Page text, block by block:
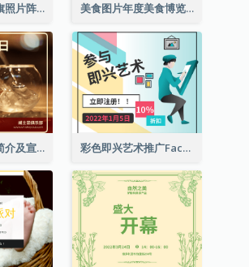
简单的棕色国旗照片阵亡将士纪念日Facebook帖子 美食图片年度美食博览会邀请函Facebook帖子
世界威士忌日简介及宣传用Facebook帖子 彩色即兴艺术推广Facebook帖子